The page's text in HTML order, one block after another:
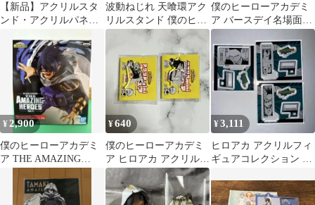
【新品】アクリルスタ
ンド・アクリルパネル
アカデミア ころっと
(アクリルフィギュアコ
レクション) 中部 47都
道府県
波動ねじれ 天喰環アク
リルスタンド 僕のヒー
ローアカデミア
僕のヒーローアカデミ
ア バースデイ名場面ジ
オラマフィギュア 2024
天喰環
¥ 2,900
僕のヒーローアカデミ
ア THE AMAZING
¥640
僕のヒーローアカデミ
ア ヒロアカ アクリル
miniフィギュア 幼少期
通形 天喰
¥3,111
ヒロアカ アクリルフィ
ギュアコレクション 相
ド まとめ売り